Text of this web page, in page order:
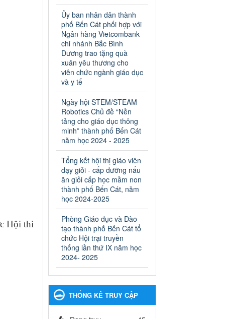
Hội thi
Ngày ban hành: 13/03/2025
Kế hoạch Phổ biến, giáo
dục pháp luật năm 2025 của
ngành Giáo dục và Đào tạo
thành phố Bến Cát
Kế hoạch Phổ biến, giáo dục
pháp luật năm 2025 của
ngành Giáo dục và Đào tạo
thành phố Bến Cát
Ngày ban hành: 28/02/2025
Quyết định công bố thủ tục
hành chính bị bãi bỏ trong
lĩnh vực giáo dục đào tạo
thuộc hệ giáo dục quốc
dân và cơ sở giáo dục khác
thuộc thẩm quyền giải
quyết của Sở Giáo dục và
Đào tạo, Ủy ban nhân dân
cấp huyện
Quyết định công bố thủ tục
hành chính bị bãi bỏ trong lĩnh
vực giáo dục đào tạo thuộc hệ
giáo dục quốc dân và cơ sở
giáo dục khác thuộc thẩm
quyền giải quyết của Sở Giáo
dục và Đào tạo, Ủy ban nhân
dân cấp huyện
Ủy ban nhân dân thành
phố Bến Cát phối hợp với
Ngân hàng Vietcombank
chi nhánh Bắc Bình
Dương trao tặng quà
xuân yêu thương cho
viên chức ngành giáo dục
và y tế
Ngày hội STEM/STEAM
Robotics Chủ đề “Nền
tảng cho giáo dục thông
minh” thành phố Bến Cát
năm học 2024 - 2025
Tổng kết hội thị giáo viên
dạy giỏi - cấp dưỡng nấu
ăn giỏi cấp học mầm non
thành phố Bến Cát, năm
học 2024-2025
Phòng Giáo dục và Đào
tạo thành phố Bến Cát tổ
chức Hội trại truyền
thống lần thứ IX năm học
2024- 2025
THỐNG KÊ TRUY CẬP